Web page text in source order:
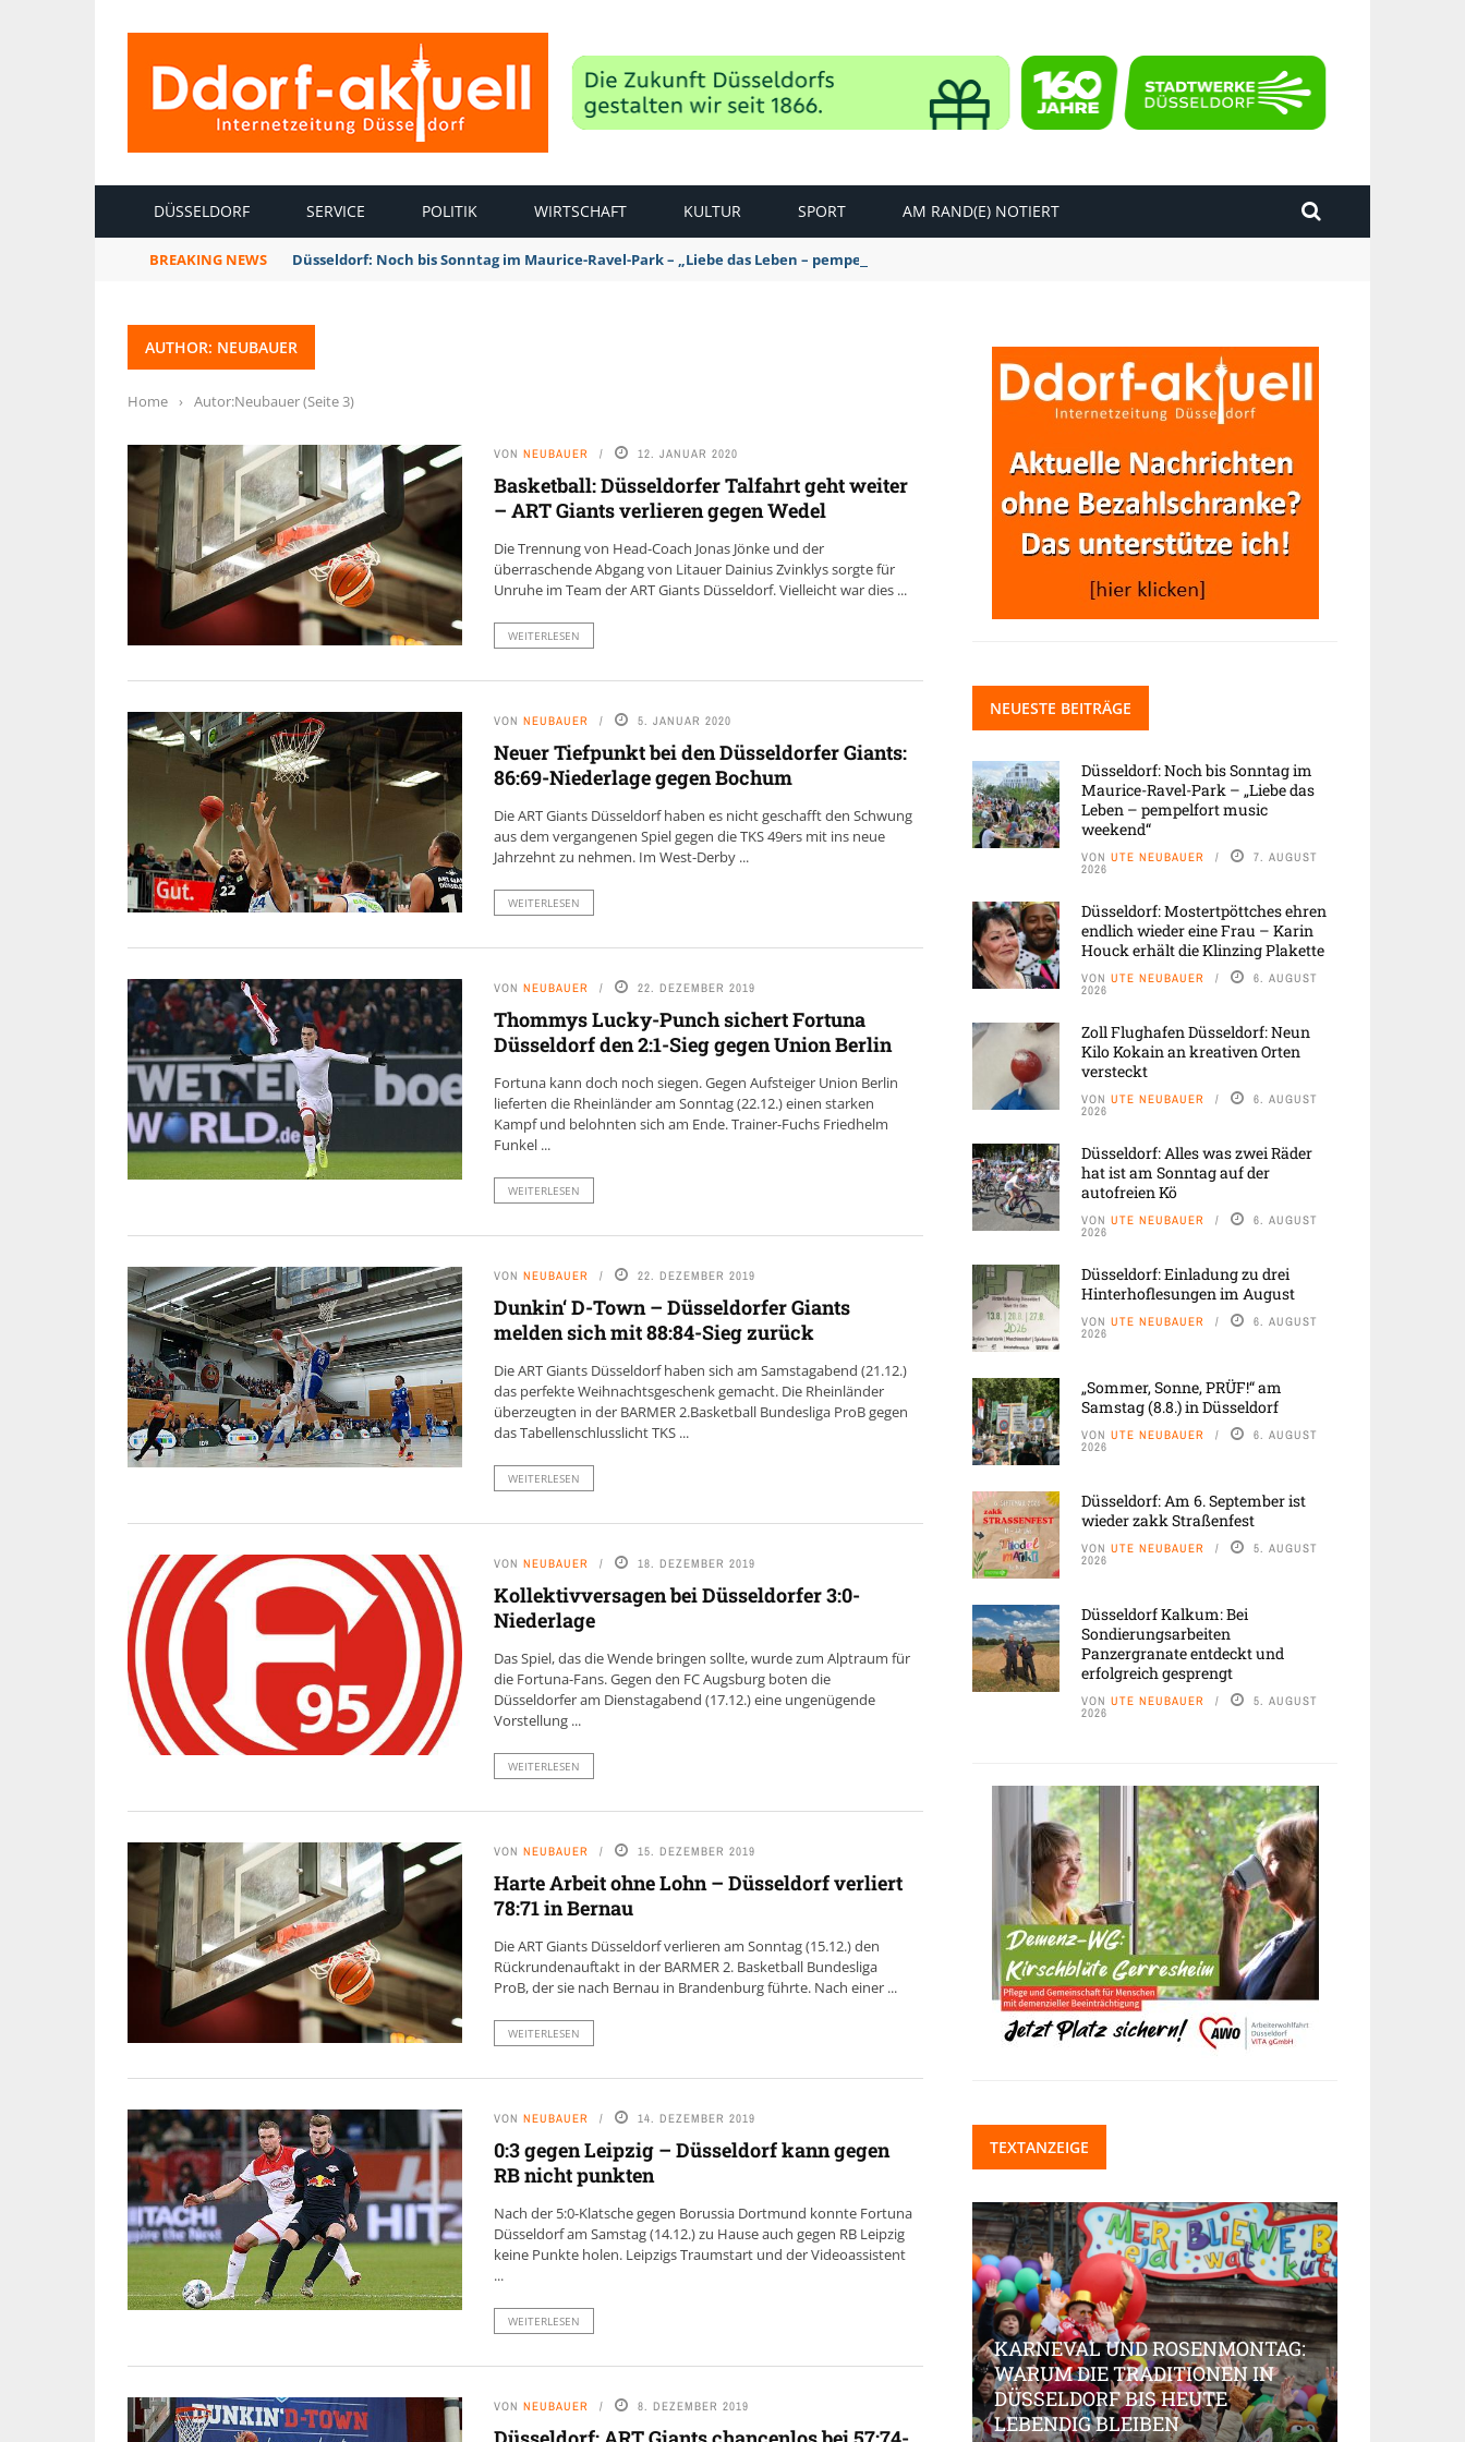
DÜSSELDORF SERVICE POLITIK WIRTSCHAFT KULTUR SPORT AM RAND(E) NOTIERT
BREAKING NEWS Düsseldorf: Noch bis Sonntag im Maurice-Ravel-Park – „Liebe das Leben – pempelfort music weekend“
AUTHOR: NEUBAUER
Home › Autor:Neubauer(Seite 3)
VON NEUBAUER 12. JANUAR 2020
Basketball: Düsseldorfer Talfahrt geht weiter
– ART Giants verlieren gegen Wedel
Die Trennung von Head-Coach Jonas Jönke und der
überraschende Abgang von Litauer Dainius Zvinklys sorgte für
Unruhe im Team der ART Giants Düsseldorf. Vielleicht war dies ...
WEITERLESEN
VON NEUBAUER 5. JANUAR 2020
Neuer Tiefpunkt bei den Düsseldorfer Giants:
86:69-Niederlage gegen Bochum
Die ART Giants Düsseldorf haben es nicht geschafft den Schwung
aus dem vergangenen Spiel gegen die TKS 49ers mit ins neue
Jahrzehnt zu nehmen. Im West-Derby ...
WEITERLESEN
VON NEUBAUER 22. DEZEMBER 2019
Thommys Lucky-Punch sichert Fortuna
Düsseldorf den 2:1-Sieg gegen Union Berlin
Fortuna kann doch noch siegen. Gegen Aufsteiger Union Berlin
lieferten die Rheinländer am Sonntag (22.12.) einen starken
Kampf und belohnten sich am Ende. Trainer-Fuchs Friedhelm
Funkel ...
WEITERLESEN
VON NEUBAUER 22. DEZEMBER 2019
Dunkin‘ D-Town – Düsseldorfer Giants
melden sich mit 88:84-Sieg zurück
Die ART Giants Düsseldorf haben sich am Samstagabend (21.12.)
das perfekte Weihnachtsgeschenk gemacht. Die Rheinländer
überzeugten in der BARMER 2.Basketball Bundesliga ProB gegen
das Tabellenschlusslicht TKS ...
WEITERLESEN
VON NEUBAUER 18. DEZEMBER 2019
Kollektivversagen bei Düsseldorfer 3:0-
Niederlage
Das Spiel, das die Wende bringen sollte, wurde zum Alptraum für
die Fortuna-Fans. Gegen den FC Augsburg boten die
Düsseldorfer am Dienstagabend (17.12.) eine ungenügende
Vorstellung ...
WEITERLESEN
VON NEUBAUER 15. DEZEMBER 2019
Harte Arbeit ohne Lohn – Düsseldorf verliert
78:71 in Bernau
Die ART Giants Düsseldorf verlieren am Sonntag (15.12.) den
Rückrundenauftakt in der BARMER 2. Basketball Bundesliga
ProB, der sie nach Bernau in Brandenburg führte. Nach einer ...
WEITERLESEN
VON NEUBAUER 14. DEZEMBER 2019
0:3 gegen Leipzig – Düsseldorf kann gegen
RB nicht punkten
Nach der 5:0-Klatsche gegen Borussia Dortmund konnte Fortuna
Düsseldorf am Samstag (14.12.) zu Hause auch gegen RB Leipzig
keine Punkte holen. Leipzigs Traumstart und der Videoassistent
...
WEITERLESEN
VON NEUBAUER 8. DEZEMBER 2019
NEUESTE BEITRÄGE
Düsseldorf: Noch bis Sonntag im
Maurice-Ravel-Park – „Liebe das
Leben – pempelfort music
weekend“
VON UTE NEUBAUER 7. AUGUST
2026
Düsseldorf: Mostertpöttches ehren
endlich wieder eine Frau – Karin
Houck erhält die Klinzing Plakette
VON UTE NEUBAUER 6. AUGUST
2026
Zoll Flughafen Düsseldorf: Neun
Kilo Kokain an kreativen Orten
versteckt
VON UTE NEUBAUER 6. AUGUST
2026
Düsseldorf: Alles was zwei Räder
hat ist am Sonntag auf der
autofreien Kö
VON UTE NEUBAUER 6. AUGUST
2026
Düsseldorf: Einladung zu drei
Hinterhoflesungen im August
VON UTE NEUBAUER 6. AUGUST
2026
„Sommer, Sonne, PRÜF!“ am
Samstag (8.8.) in Düsseldorf
VON UTE NEUBAUER 6. AUGUST
2026
Düsseldorf: Am 6. September ist
wieder zakk Straßenfest
VON UTE NEUBAUER 5. AUGUST
2026
Düsseldorf Kalkum: Bei
Sondierungsarbeiten
Panzergranate entdeckt und
erfolgreich gesprengt
VON UTE NEUBAUER 5. AUGUST
2026
TEXTANZEIGE
INDUSTRIELLER CHIC: WIE
LOFT-STIL IN IHREM
KARNEVAL UND ROSENMONTAG:
WARUM DIE TRADITIONEN IN
DÜSSELDORF BIS HEUTE
LEBENDIG BLEIBEN